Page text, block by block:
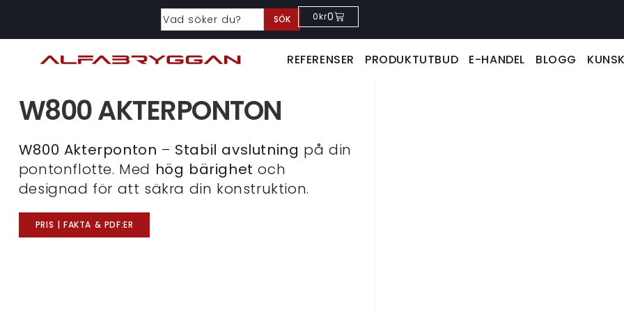
SÖK 0kr0
REFERENSER PRODUKTUTBUD E-HANDEL BLOGG
W800 AKTERPONTON
W800 Akterponton – Stabil avslutning på din
pontonflotte. Med hög bärighet och
designad för att säkra din konstruktion.
PRIS | FAKTA & PDF:ER